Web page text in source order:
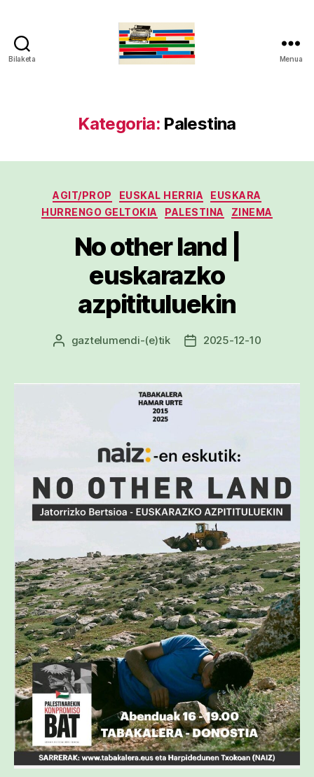
Bilaketa Menua
Kategoria: Palestina
Kategoriak
AGIT/PROP EUSKAL HERRIA
EUSKARA
HURRENGO GELTOKIA
PALESTINA ZINEMA
No other land |
euskarazko
azpitituluekin
Argitalpenaren
gaztelumendi-(e)tik
Argitalpenaren
2025-12-10